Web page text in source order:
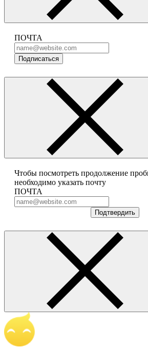
ПОЧТА
Подписаться
Чтобы посмотреть продолжение
необходимо указать почту
ПОЧТА
Подтвердить